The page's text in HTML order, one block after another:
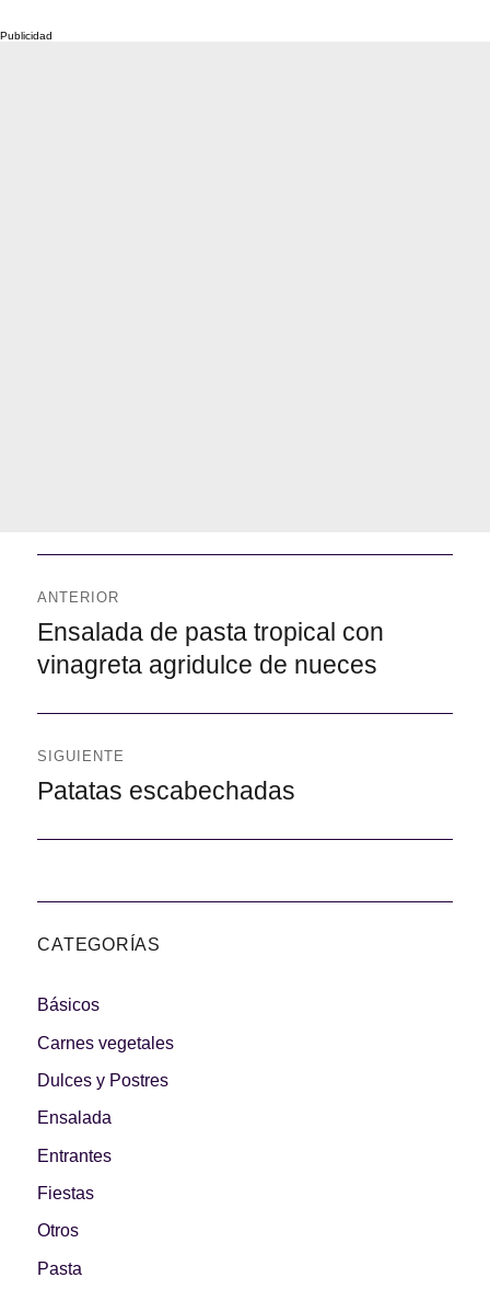
entradas
ANTERIOR
Anterior
Ensalada de pasta tropical con
vinagreta agridulce de nueces
SIGUIENTE
Siguiente
Patatas escabechadas
CATEGORÍAS
Básicos
Carnes vegetales
Dulces y Postres
Ensalada
Entrantes
Fiestas
Otros
Pasta